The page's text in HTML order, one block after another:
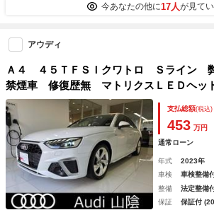
今あなたの他に17人が見て
アウディ
Ａ４ ４５ＴＦＳＩクワトロ Ｓライン
禁煙車 修復歴無 マトリクスＬＥＤヘッ
ルコックピット ＡＣＣ レーンアシス
全周囲カメラ ハーフレザー パワーシー
ビエントライト
支払総額(税込)
453 万円
通常ローン
年式 2023年
車検
車検整備
整備
法定整備
保証
保証付